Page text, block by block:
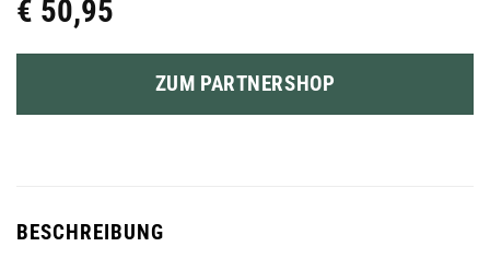
€ 50,95
ZUM PARTNERSHOP
BESCHREIBUNG